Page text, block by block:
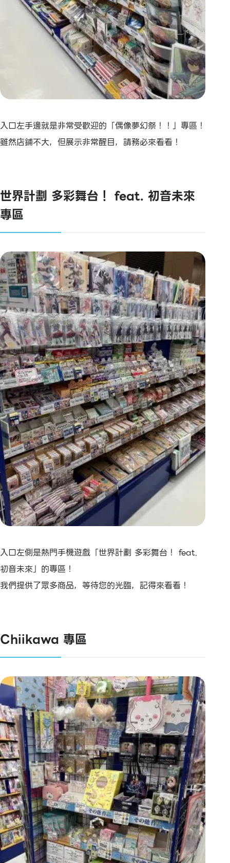
入口左手邊就是非常受歡迎的「偶像夢幻祭！！」專區！
雖然店鋪不大，但展示非常醒目，請務必來看看！
世界計劃 多彩舞台！ feat. 初音未來
專區
入口左側是熱門手機遊戲「世界計劃 多彩舞台！ feat.
初音未來」的專區！
我們提供了眾多商品，等待您的光臨，記得來看看！
Chiikawa 專區